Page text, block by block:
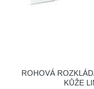
ROHOVÁ
KŮŽE